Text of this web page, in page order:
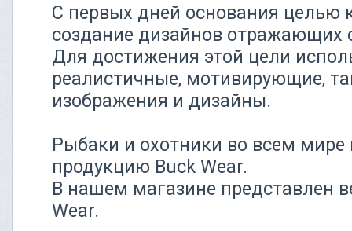
С первых дней основания целью
создание дизайнов отражающих
Для достижения этой цели
реалистичные, мотивирующие,
изображения и дизайны.
Рыбаки и охотники во всем мире
продукцию Buck Wear.
В нашем магазине представлен
Wear.